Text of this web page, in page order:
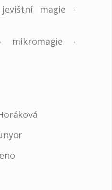
jevištní magie -
mikromagie -